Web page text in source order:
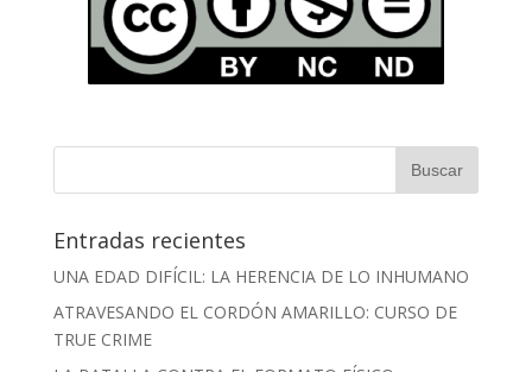
Entradas recientes
UNA EDAD DIFÍCIL: LA HERENCIA DE LO INHUMANO
ATRAVESANDO EL CORDÓN AMARILLO: CURSO DE
TRUE CRIME